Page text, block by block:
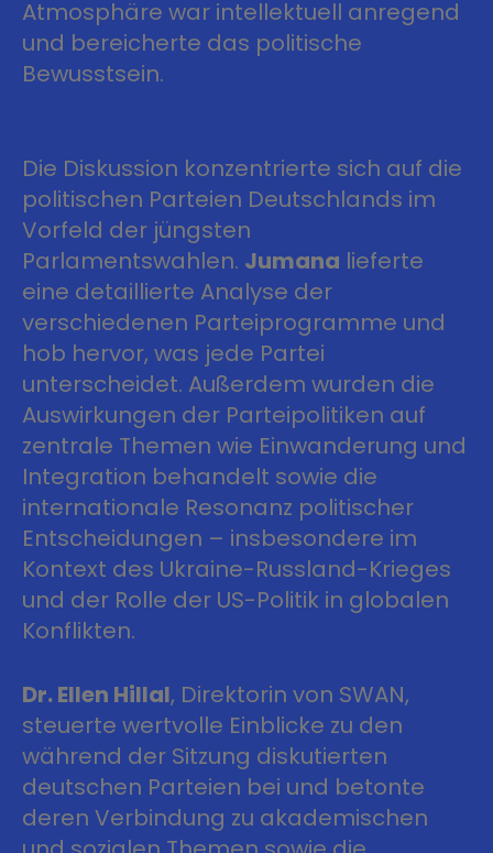
Atmosphäre war intellektuell anregend
und bereicherte das politische
Bewusstsein.
Die Diskussion konzentrierte sich auf die
politischen Parteien Deutschlands im
Vorfeld der jüngsten
Parlamentswahlen. Jumana lieferte
eine detaillierte Analyse der
verschiedenen Parteiprogramme und
hob hervor, was jede Partei
unterscheidet. Außerdem wurden die
Auswirkungen der Parteipolitiken auf
zentrale Themen wie Einwanderung und
Integration behandelt sowie die
internationale Resonanz politischer
Entscheidungen – insbesondere im
Kontext des Ukraine-Russland-Krieges
und der Rolle der US-Politik in globalen
Konflikten.
Dr. Ellen Hillal, Direktorin von SWAN,
steuerte wertvolle Einblicke zu den
während der Sitzung diskutierten
deutschen Parteien bei und betonte
deren Verbindung zu akademischen